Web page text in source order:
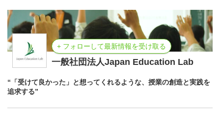
+ フォローして最新情報を受け取る
一般社団法人Japan Education Lab
“「受けて良かった」と想ってくれるような、授業の創造と実践を
追求する”